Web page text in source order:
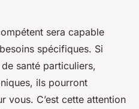
sera capable
spécifiques. Si
santé particuliers,
ils pourront
vous. C’est cette attention